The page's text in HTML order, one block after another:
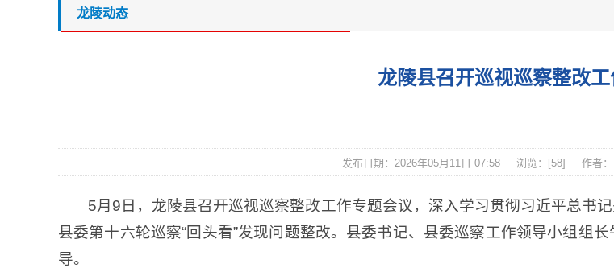
龙陵动态
龙陵县召开巡视巡察整改
发布日期：2026年05月11日 07:58 浏览：[58] 作者：
5月9日，龙陵县召开巡视巡察整改工作专题会议，深入学习贯彻习近平总书
县委第十六轮巡察“回头看”发现问题整改。县委书记、县委巡察工作领导小组组
导。